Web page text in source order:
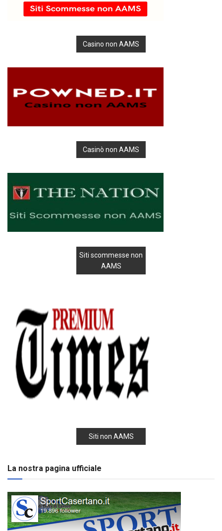
Casino non AAMS
Casinò non AAMS
Siti scommesse non
AAMS
Siti non AAMS
La nostra pagina ufficiale